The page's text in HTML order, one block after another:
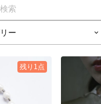
残り1点